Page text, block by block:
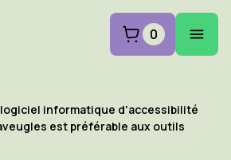
0
informatique d'accessibilité
est préférable aux outils